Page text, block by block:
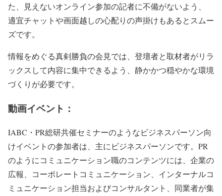
た、見えないオンライン参加の記者に不備がないよう、
適宜チャットや画面越しの心配りの声掛けもあるとスムー
ズです。
情報をめぐる真剣勝負の会見では、登壇者と取材者がリラ
ックスして内容に集中できるよう、静かかつ穏やかな環境
づくりが必要です。
動画イベント：
IABC・PR総研共催セミナーのようなビジネスパーソン向
けイベントの参加者は、主にビジネスパーソンです。PR
のようにコミュニケーション職のコンテンツには、企業の
広報、コーポレートコミュニケーション、インターナルコ
ミュニケーション担当およびコンサルタント、同業者が集